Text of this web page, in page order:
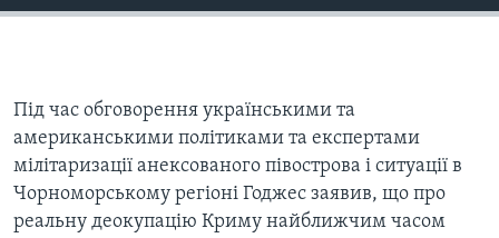
Під час обговорення українськими та
американськими політиками та експертами
мілітаризації анексованого півострова і ситуації в
Чорноморському регіоні Годжес заявив, що про
реальну деокупацію Криму найближчим часом